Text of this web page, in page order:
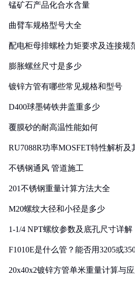
锰矿石产品化合水含量
曲臂车规格型号大全
配电柜母排螺栓力矩要求及连接规
膨胀螺丝尺寸是多少
镀锌方管有哪些常见规格和型号
D400球墨铸铁井盖重多少
覆膜砂的耐高温性能如何
RU7088R功率MOSFET特性解析
不锈钢通风 管道施工
201不锈钢重量计算方法大全
M20螺纹大径和小径是多少
1-1/4 NPT螺纹参数及底孔尺寸详解
F1010E是什么管？能否用3205或
20x40x2镀锌方管单米重量计算与